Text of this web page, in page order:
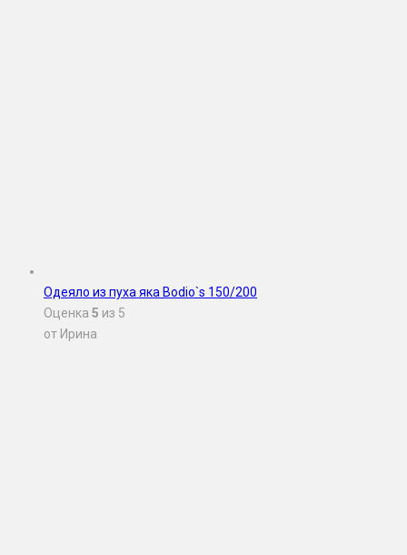
Одеяло из пуха яка Bodio`s 150/200
Оценка 5 из 5
от Ирина